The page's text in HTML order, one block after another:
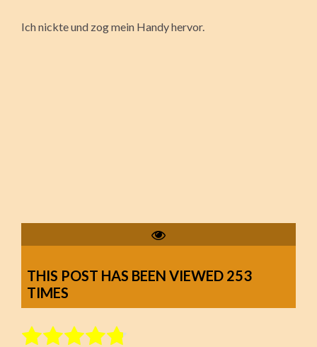
Ich nickte und zog mein Handy hervor.
THIS POST HAS BEEN VIEWED 253
TIMES
Rate this item: